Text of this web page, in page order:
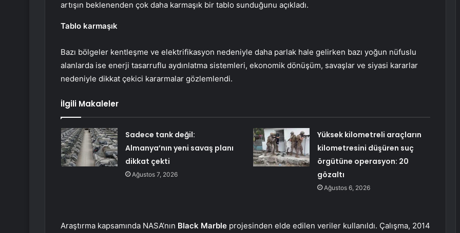
artışın beklenenden çok daha karmaşık bir tablo sunduğunu açıkladı.
Tablo karmaşık
Bazı bölgeler kentleşme ve elektrifikasyon nedeniyle daha parlak hale gelirken bazı yoğun nüfuslu
alanlarda ise enerji tasarruflu aydınlatma sistemleri, ekonomik dönüşüm, savaşlar ve siyasi kararlar
nedeniyle dikkat çekici kararmalar gözlemlendi.
İlgili Makaleler
Sadece tank değil:
Almanya’nın yeni savaş planı
dikkat çekti
Ağustos 7, 2026
Yüksek kilometreli araçların
kilometresini düşüren suç
örgütüne operasyon: 20
gözaltı
Ağustos 6, 2026
Araştırma kapsamında NASA’nın Black Marble projesinden elde edilen veriler kullanıldı. Çalışma, 2014